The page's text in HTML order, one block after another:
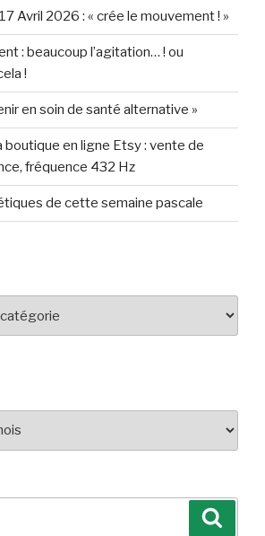
Avril 2026 : « crée le mouvement ! »
: beaucoup l’agitation… ! ou
!
en soin de santé alternative »
boutique en ligne Etsy : vente de
fréquence 432 Hz
de cette semaine pascale